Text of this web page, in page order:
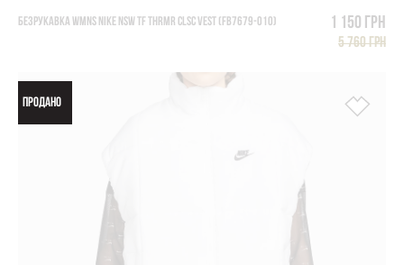
БЕЗРУКАВКА WMNS NIKE NSW TF THRMR CLSC VEST (FB7679-010) 1 150 грн
5 760 грн
ПРОДАНО